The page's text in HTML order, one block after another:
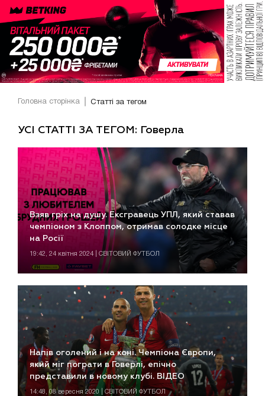
Головна сторінка Статті за тегом
УСІ СТАТТІ ЗА ТЕГОМ: Говерла
Взяв гріх на душу. Ексгравець УПЛ, який ставав
чемпіоном з Клоппом, отримав солодке місце
на Росії
19:42, 24 квітня 2024 | СВІТОВИЙ ФУТБОЛ
Напів оголений і на коні. Чемпіона Європи,
який міг пограти в Говерлі, епічно
представили в новому клубі. ВІДЕО
14:48, 08 вересня 2020 | СВІТОВИЙ ФУТБОЛ